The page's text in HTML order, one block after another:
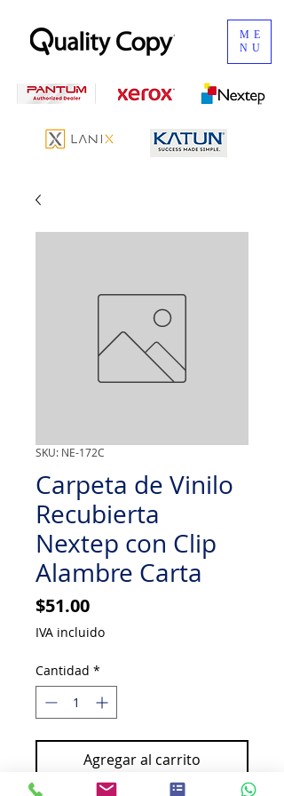
ME
NU
SKU: NE-172C
Carpeta de Vinilo
Recubierta
Nextep con Clip
Alambre Carta
$51.00Precio
IVA incluido
Cantidad *
Agregar al carrito